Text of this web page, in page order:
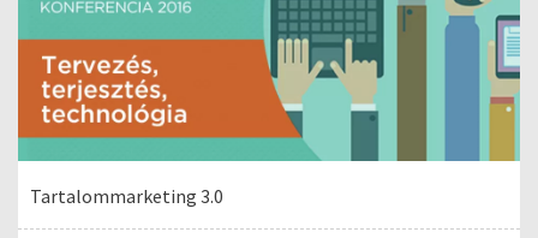
Tartalommarketing 3.0